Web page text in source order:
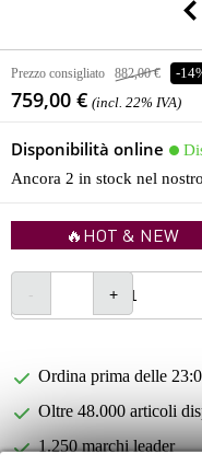
Prezzo consigliato 882,00 € -
759,00 € (incl. 22% IVA)
Disponibilità online
Ancora 2 in stock nel
🔥HOT & NEW
Ordina prima delle
Oltre 48.000 articoli
1.250 marchi leader